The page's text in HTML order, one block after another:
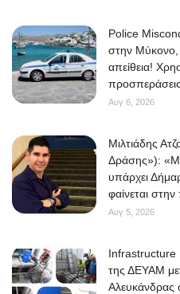
Police
στην Μύκονο,
απείθεια!
Αυγ 6, 2026
Μιλτιάδης
Δράσης»):
υπάρχει
φαίνεται
Αυγ 5, 2026
Infrastructure
της ΔΕΥΑΜ
Αλευκάνδρας